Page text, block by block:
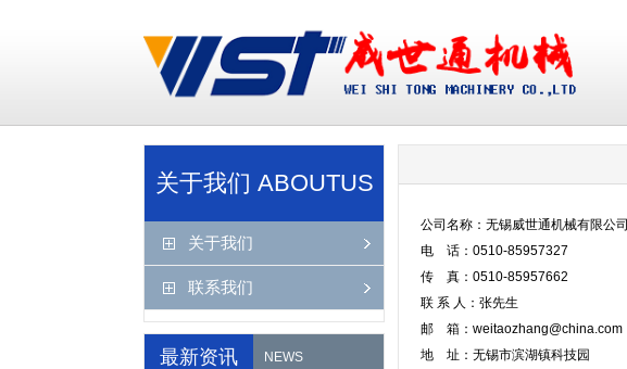
关于我们 ABOUTUS
关于我们
联系我们
最新资讯 NEWS
公司名称：无锡威世通机械有限公司
电 话：0510-85957327
传 真：0510-85957662
联 系 人：张先生
邮 箱：weitaozhang@china.com
地 址：无锡市滨湖镇科技园